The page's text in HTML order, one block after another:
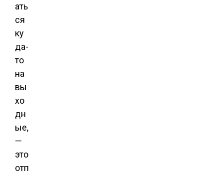
ать
ся
ку
да-
то
на
вы
хо
дн
ые,
—
это
отп